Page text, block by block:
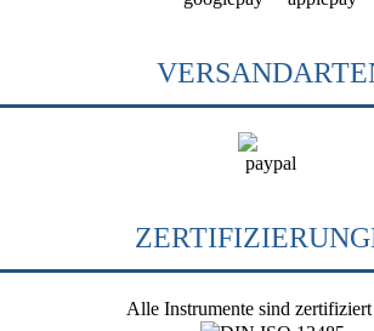
Alle Instrumente sind zertifiziert